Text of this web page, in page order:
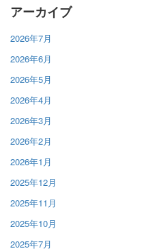
アーカイブ
2026年7月
2026年6月
2026年5月
2026年4月
2026年3月
2026年2月
2026年1月
2025年12月
2025年11月
2025年10月
2025年7月